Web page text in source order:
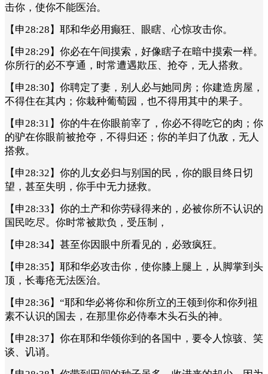
击你，使你不能医治。
【申28:28】耶和华必用癫狂、眼瞎、心惊攻击你。
【申28:29】你必在午间摸索，好像瞎子在暗中摸索一样。
你所行的必不亨通，时常遭遇欺压、抢夺，无人搭救。
【申28:30】你聘定了妻，别人必与她同房；你建造房屋，
不得住在其内；你栽种葡萄园，也不得用其中的果子。
【申28:31】你的牛在你眼前宰了，你必不得吃它的肉；你
的驴在你眼前被抢夺，不得归还；你的羊归了仇敌，无人
搭救。
【申28:32】你的儿女必归与别国的民，你的眼目终日切
望，甚至失明，你手中无力拯救。
【申28:33】你的土产和你劳碌得来的，必被你所不认识的
国民吃尽。你时常被欺负，受压制，
【申28:34】甚至你因眼中所看见的，必致疯狂。
【申28:35】耶和华必攻击你，使你膝上腿上，从脚掌到头
顶，长毒疮无法医治。
【申28:36】“耶和华必将你和你所立的王领到你和你列祖
素不认识的国去，在那里你必侍奉木头石头的神。
【申28:37】你在耶和华领你到的各国中，要令人惊骇、笑
谈、讥诮。